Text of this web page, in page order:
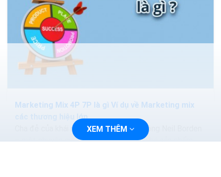
Marketing Mix 4P 7P là gì Ví dụ về Marketing mix
các thương hiệu lớn
Cha đẻ của khái niệm marketing mix là ông Neil Borden
– một chuyên gia trong lĩnh vực quảng bá sản phẩm
XEM THÊM